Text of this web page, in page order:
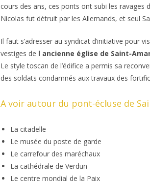
cours des ans, ces ponts ont subi les ravages
Nicolas fut détruit par les Allemands, et seul
Il faut s’adresser au syndicat d’initiative pour
vestiges de l ancienne église de Saint-
Le style toscan de l’édifice a permis sa
des soldats condamnés aux travaux des
A voir autour du pont-écluse de
La citadelle
Le musée du poste de garde
Le carrefour des maréchaux
La cathédrale de Verdun
Le centre mondial de la Paix